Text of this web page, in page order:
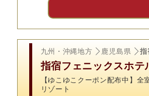
九州・沖縄地方 鹿児島県 指
指宿フェニックスホテ
【ゆこゆこクーポン配布中】
リゾート